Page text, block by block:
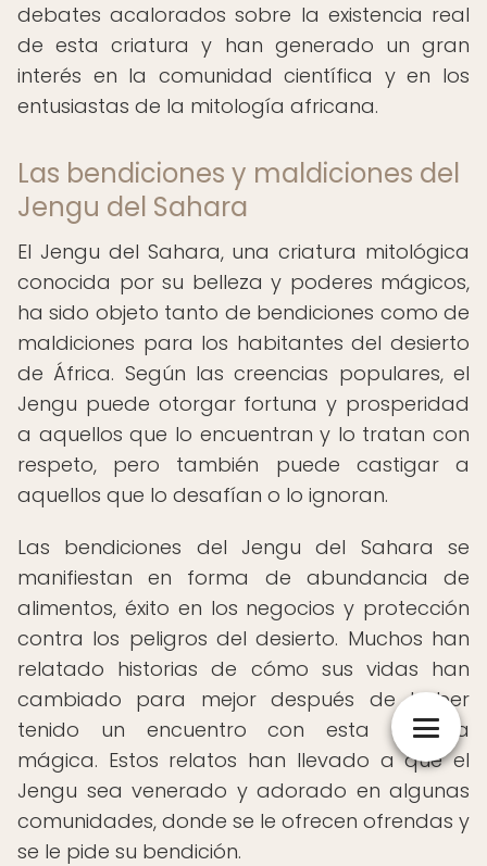
debates acalorados sobre la existencia real
de esta criatura y han generado un gran
interés en la comunidad científica y en los
entusiastas de la mitología africana.
Las bendiciones y maldiciones del
Jengu del Sahara
El Jengu del Sahara, una criatura mitológica
conocida por su belleza y poderes mágicos,
ha sido objeto tanto de bendiciones como de
maldiciones para los habitantes del desierto
de África. Según las creencias populares, el
Jengu puede otorgar fortuna y prosperidad
a aquellos que lo encuentran y lo tratan con
respeto, pero también puede castigar a
aquellos que lo desafían o lo ignoran.
Las bendiciones del Jengu del Sahara se
manifiestan en forma de abundancia de
alimentos, éxito en los negocios y protección
contra los peligros del desierto. Muchos han
relatado historias de cómo sus vidas han
cambiado para mejor después de haber
tenido un encuentro con esta criatura
mágica. Estos relatos han llevado a que el
Jengu sea venerado y adorado en algunas
comunidades, donde se le ofrecen ofrendas y
se le pide su bendición.